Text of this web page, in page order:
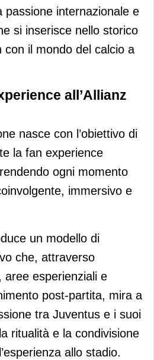
passione internazionale e
si inserisce nello storico
con il mondo del calcio a
all’Allianz
nasce con l’obiettivo di
la fan experience
ogni momento
immersivo e
un modello di
che, attraverso
aree esperienziali e
post‑partita, mira a
tra Juventus e i suoi
ritualità e la condivisione
allo stadio.